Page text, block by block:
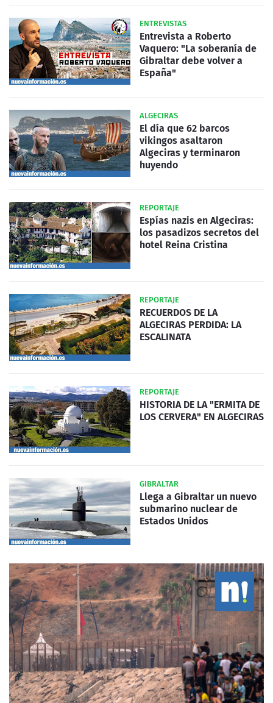
ENTREVISTAS
Entrevista a Roberto
Vaquero: "La soberanía de
Gibraltar debe volver a
España"
ALGECIRAS
El día que 62 barcos
vikingos asaltaron
Algeciras y terminaron
huyendo
REPORTAJE
Espías nazis en Algeciras:
los pasadizos secretos del
hotel Reina Cristina
REPORTAJE
RECUERDOS DE LA
ALGECIRAS PERDIDA: LA
ESCALINATA
REPORTAJE
HISTORIA DE LA "ERMITA DE
LOS CERVERA" EN ALGECIRAS
GIBRALTAR
Llega a Gibraltar un nuevo
submarino nuclear de
Estados Unidos